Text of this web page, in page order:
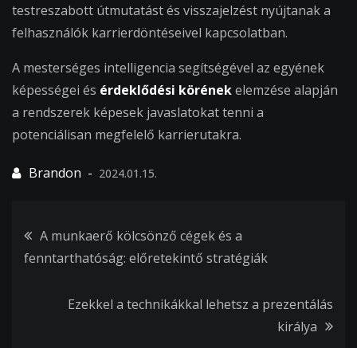
testreszabott útmutatást és visszajelzést nyújtanak a
felhasználók karrierdöntéseivel kapcsolatban.
A mesterséges intelligencia segítségével az egyének
képességei és érdeklődési körénekelemzése alapján
a rendszerek képesek javaslatokat tenni a
potenciálisan megfelelő karrierutakra.
2024.01.15.
Bejegyzés
A munkaerő kölcsönző cégek és a
fenntarthatóság: előretekintő stratégiák
Ezekkel a technikákkal lehetsz a prezentálás
királya